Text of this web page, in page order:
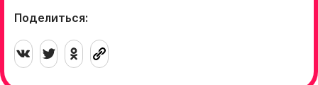
Поделиться: